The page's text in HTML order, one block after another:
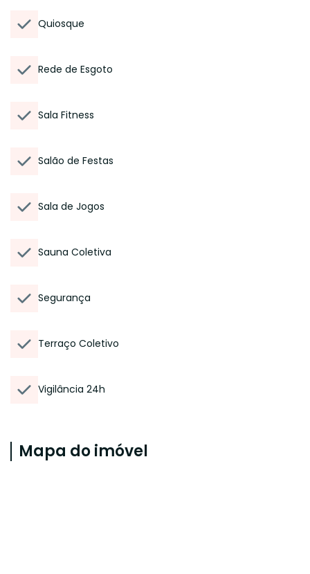
Quiosque
Rede de Esgoto
Sala Fitness
Salão de Festas
Sala de Jogos
Sauna Coletiva
Segurança
Terraço Coletivo
Vigilância 24h
Mapa do imóvel